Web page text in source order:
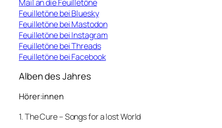
Mail an die Feuilletöne
Feuilletöne bei Bluesky
Feuilletöne bei Mastodon
Feuilletöne bei Instagram
Feuilletöne bei Threads
Feuilletöne bei Facebook
Alben des Jahres
Hörer:innen
1. The Cure – Songs for a lost World